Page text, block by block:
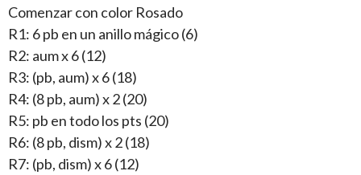
Comenzar con color Rosado
R1: 6 pb en un anillo mágico (6)
R2: aum x 6 (12)
R3: (pb, aum) x 6 (18)
R4: (8 pb, aum) x 2 (20)
R5: pb en todo los pts (20)
R6: (8 pb, dism) x 2 (18)
R7: (pb, dism) x 6 (12)